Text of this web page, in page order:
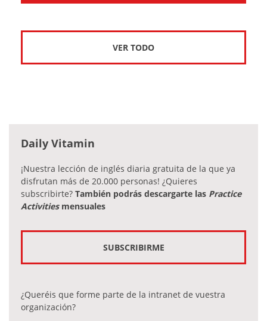
VER TODO
Daily Vitamin
¡Nuestra lección de inglés diaria gratuita de la que ya
disfrutan más de 20.000 personas! ¿Quieres
subscribirte? También podrás descargarte las Practice
Activitiesmensuales
SUBSCRIBIRME
¿Queréis que forme parte de la intranet de vuestra
organización?